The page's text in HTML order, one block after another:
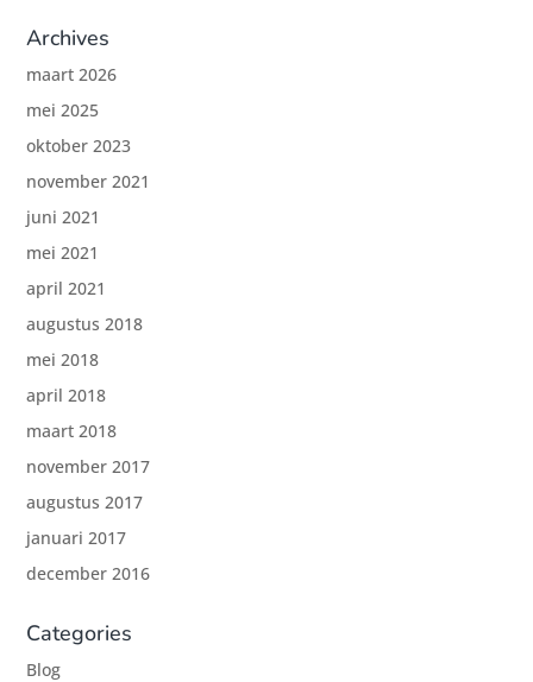
Archives
maart 2026
mei 2025
oktober 2023
november 2021
juni 2021
mei 2021
april 2021
augustus 2018
mei 2018
april 2018
maart 2018
november 2017
augustus 2017
januari 2017
december 2016
Categories
Blog